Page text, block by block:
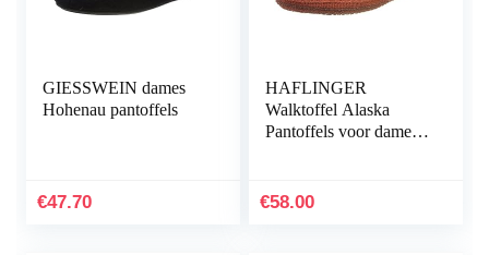
GIESSWEIN dames
Hohenau pantoffels
€47.70
HAFLINGER
Walktoffel Alaska
Pantoffels voor dames,
€58.00